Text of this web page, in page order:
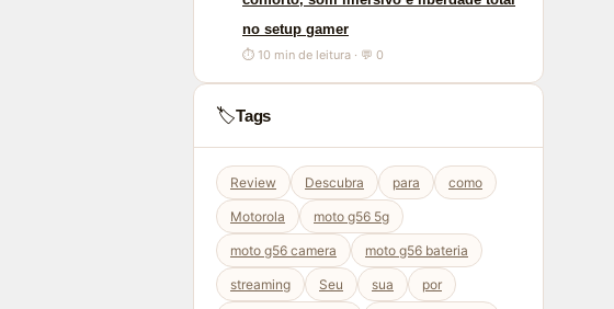
no setup gamer
⏱ 10 min de leitura · 💬 0
🏷️Tags
Review Descubra para como
Motorola moto g56 5g
moto g56 camera moto g56 bateria
streaming Seu sua por